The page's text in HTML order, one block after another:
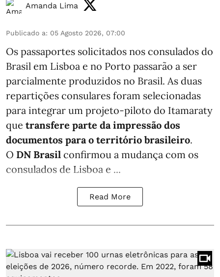
Amanda Lima
Publicado a: 05 Agosto 2026, 07:00
Os passaportes solicitados nos consulados do
Brasil em Lisboa e no Porto passarão a ser
parcialmente produzidos no Brasil. As duas
repartições consulares foram selecionadas
para integrar um projeto-piloto do Itamaraty
que transfere parte da impressão dos
documentos para o território brasileiro.
O DN Brasil confirmou a mudança com os
consulados de Lisboa e ...
Read More